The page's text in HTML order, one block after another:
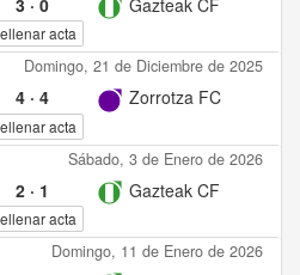
acta
Domingo, 21 de Diciembre de 2025
4· 4 Zorrotza FC
acta
Sábado, 3 de Enero de 2026
2· 1 Gazteak CF
acta
Domingo, 11 de Enero de 2026